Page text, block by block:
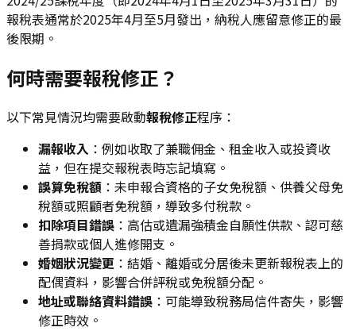
報稅表通常於2025年4月至5月發出，納稅人應留意修正的最
後限期。
何時需要報稅修正？
以下常見情況均需要啟動報稅修正程序：
漏報收入 ：例如收取了兼職佣金、租金收入或投資收
益，但在提交報稅表時忘記填寫。
誤算免稅額 ：未申報合資格的子女免稅額、供養父母免
稅額或照顧者免稅額，導致多付稅款。
扣除項目錯誤 ：高估或遺漏強積金自願性供款、認可慈
善捐款或個人進修開支。
婚姻狀況變更 ：結婚、離婚或分居後未更新報稅表上的
配偶資料，影響合併評稅或免稅額分配。
地址或聯絡資料錯誤 ：可能導致稅務局信件寄失，影響
修正時效。